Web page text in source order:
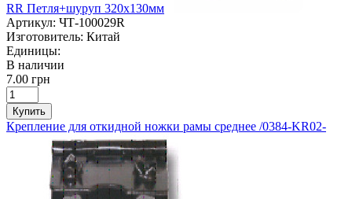
RR Петля+шуруп 320х130мм
Артикул: ЧТ-100029R
Изготовитель: Китай
Единицы:
В наличии
7.00 грн
Купить
Крепление для откидной ножки рамы среднее /0384-KR02-